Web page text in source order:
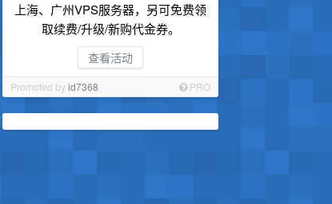
上海、广州VPS服务器，另可免费领
取续费/升级/新购代金券。
查看活动
Promoted byid7368 PRO